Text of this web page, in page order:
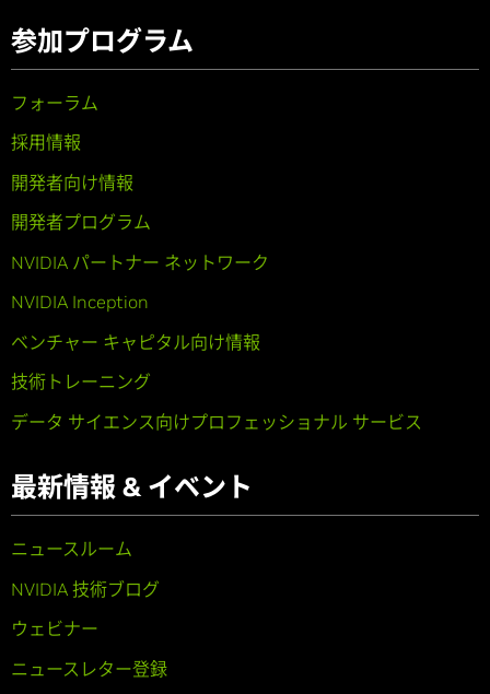
参加プログラム
フォーラム
採用情報
開発者向け情報
開発者プログラム
NVIDIA パートナー ネットワーク
NVIDIA Inception
ベンチャー キャピタル向け情報
技術トレーニング
データ サイエンス向けプロフェッショナル サービス
最新情報 & イベント
ニュースルーム
NVIDIA 技術ブログ
ウェビナー
ニュースレター登録